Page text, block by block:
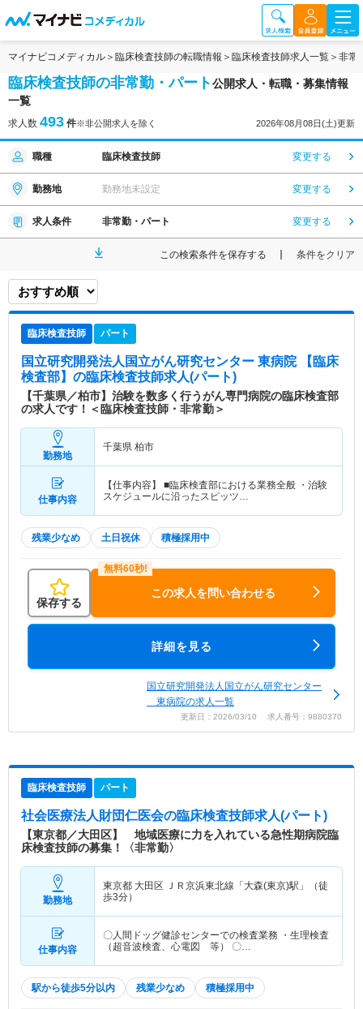
マイナビコメディカル 臨床検査技師の転職情報 臨床検査技師求人一覧 非常
臨床検査技師の非常勤・パート公開求人・転職・募集情報
一覧
求人数 493 件※非公開求人を除く 2026年08月08日(土)更新
職種 臨床検査技師 変更する
勤務地 勤務地未設定 変更する
求人条件 非常勤・パート 変更する
この検索条件を保存する 条件をクリア
臨床検査技師 パート
国立研究開発法人国立がん研究センター 東病院 【臨床
検査部】 の臨床検査技師求人(パート)
【千葉県／柏市】治験を数多く行うがん専門病院の臨床検査部
の求人です！＜臨床検査技師・非常勤＞
勤務地
千葉県 柏市
仕事内容
【仕事内容】 ■臨床検査部における業務全般 ・治験
スケジュールに沿ったスピッツ…
残業少なめ 土日祝休 積極採用中
保存する
この求人を問い合わせる
詳細を見る
国立研究開発法人国立がん研究センター
東病院の求人一覧
更新日：2026/03/10 求人番号：9880370
臨床検査技師 パート
社会医療法人財団仁医会の臨床検査技師求人(パート)
【東京都／大田区】 地域医療に力を入れている急性期病院臨
床検査技師の募集！〈非常勤〉
勤務地
東京都 大田区
ＪＲ京浜東北線「大森(東京)駅」（徒
歩3分）
仕事内容
〇人間ドッグ健診センターでの検査業務 ・生理検査
（超音波検査、心電図 等） 〇…
駅から徒歩5分以内 残業少なめ 積極採用中